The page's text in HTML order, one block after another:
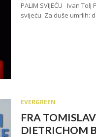
PALIM SVIJEĆU Ivan
svijeću. Za duše umrlih:
EVERGREEN
FRA
DIETRICHOM